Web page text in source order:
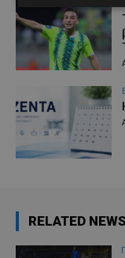
RELATED NEWS